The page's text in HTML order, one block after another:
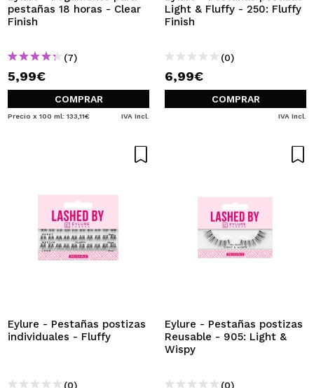
pestañas 18 horas - Clear
Finish
(7)
5,99€
COMPRAR
Precio x 100 ml: 133,11€ IVA Incl.
Light & Fluffy - 250: Fluffy
Finish
(0)
6,99€
COMPRAR
IVA Incl.
Eylure - Pestañas postizas
individuales - Fluffy
(0)
Eylure - Pestañas postizas
Reusable - 905: Light &
Wispy
(0)